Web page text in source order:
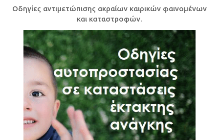
Οδηγίες αντιμετώπισης ακραίων καιρικών φαινομένων
και καταστροφών.